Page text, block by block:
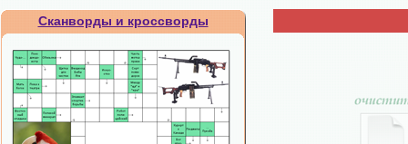
Сканворды и кроссворды